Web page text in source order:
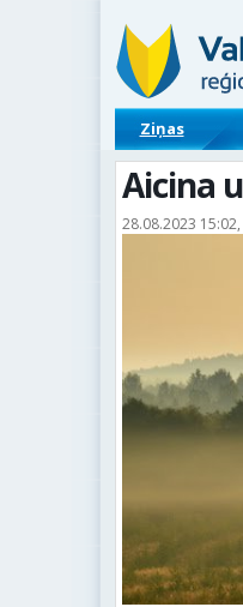
Ziņas
Aicina
28.08.2023 15:02,